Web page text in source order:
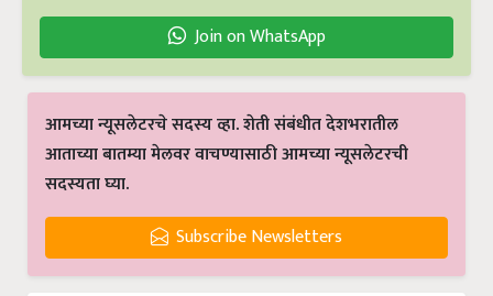
Join on WhatsApp
आमच्या न्यूसलेटरचे सदस्य व्हा. शेती संबंधीत देशभरातील
आताच्या बातम्या मेलवर वाचण्यासाठी आमच्या न्यूसलेटरची
सदस्यता घ्या.
Subscribe Newsletters